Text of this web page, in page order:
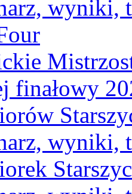
wyniki,
finałowy
wyniki,